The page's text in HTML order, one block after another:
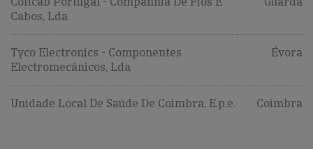
Cabos, Lda
Tyco Electronics - Componentes
Electromecânicos, Lda
Évora
Unidade Local De Saúde De Coimbra, E.p.e. Coimbra